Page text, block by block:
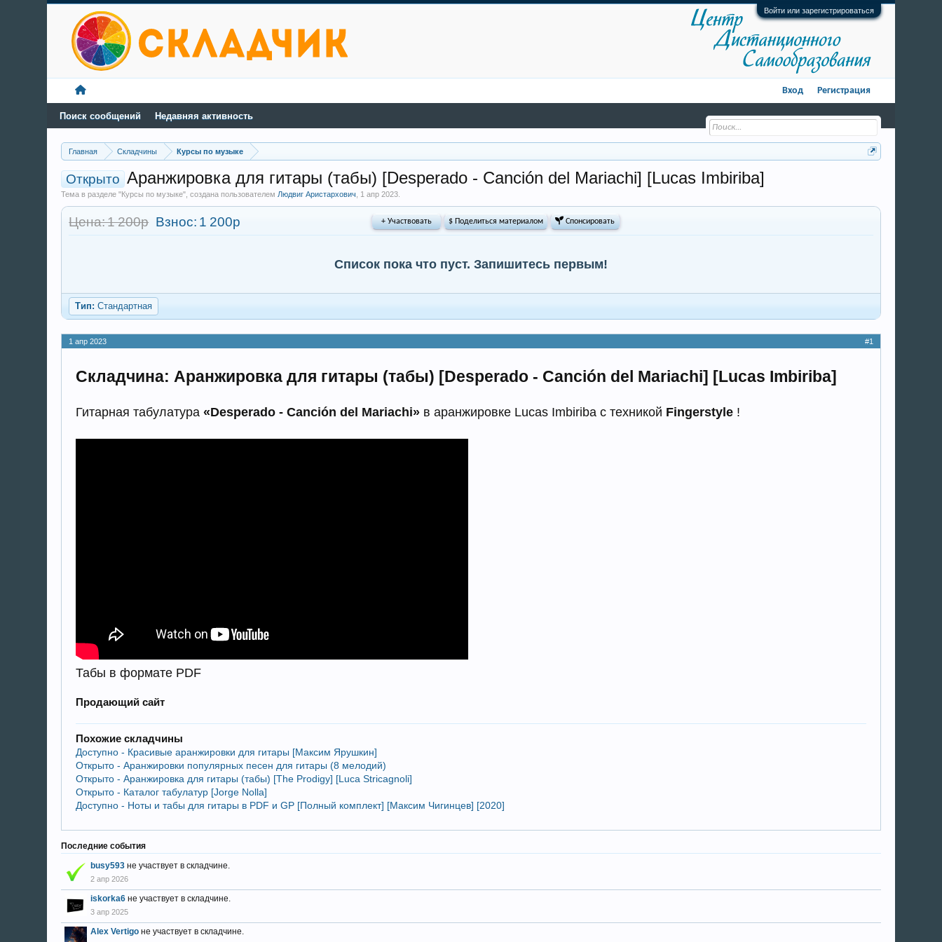
Войти или зарегистрироваться
Главная Складчины Курсы по музыке
Открыто Аранжировка для гитары (табы) [Desperado - Canción del Mariachi] [Lucas Imbiriba]
Тема в разделе "Курсы по музыке", создана пользователем Людвиг Аристархович 1 апр 2023
Цена: 1 200р Взнос: 1 200р + Участвовать $ Поделиться материалом  Спонсировать
Список пока что пуст. Запишитесь первым!
Тип: Стандартная
1 апр 2023 #1
Складчина: Аранжировка для гитары (табы) [Desperado - Canción del Mariachi] [Lucas Imbiriba]
Гитарная табулатура«Desperado - Canción del Mariachi» в аранжировке Lucas Imbiriba с техникой Fingerstyle !
Табы в формате PDF
Продающий сайт
Похожие складчины
Доступно - Красивые аранжировки для гитары [Максим Ярушкин]
Открыто - Аранжировки популярных песен для гитары (8 мелодий)
Открыто - Аранжировка для гитары (табы) [The Prodigy] [Luca Stricagnoli]
Открыто - Каталог табулатур [Jorge Nolla]
Доступно - Ноты и табы для гитары в PDF и GP [Полный комплект] [Максим Чигинцев] [2020]
Последние события
busy593 не участвует в складчине.
2 апр 2026
iskorka6 не участвует в складчине.
3 апр 2025
Alex Vertigo не участвует в складчине.
Поиск сообщений Недавняя активность
Вход Регистрация